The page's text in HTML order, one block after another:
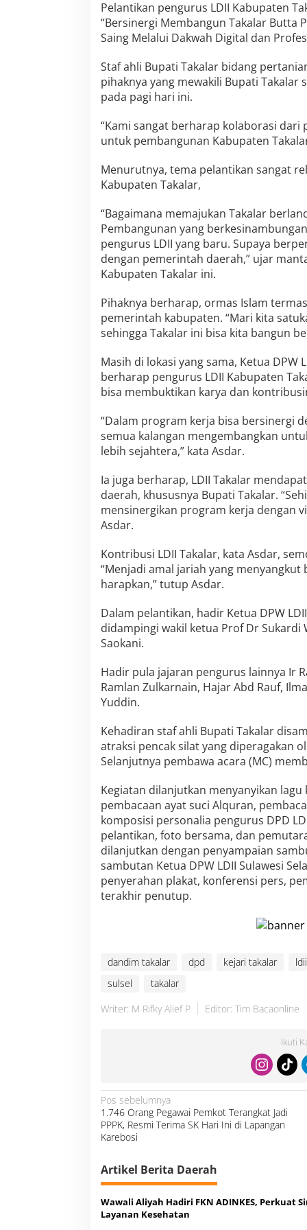
S
a
i
k
a
Pelantikan pengurus LDII Kabupaten
“Bersinergi Membangun Takalar Butta
Saing Melalui Dakwah Digital dan
Staf ahli Bupati Takalar bidang
pihaknya yang mewakili Bupati Takalar
pada pagi hari ini.
“Kami sangat berharap kolaborasi
untuk pembangunan Kabupaten
Menurutnya, tema pelantikan sangat
Kabupaten Takalar,
“Bagaimana memajukan Takalar
Pembangunan yang
pengurus LDII yang baru. Supaya
dengan pemerintah daerah,” ujar
Kabupaten Takalar ini.
Pihaknya berharap, ormas Islam
pemerintah kabupaten. “Mari kita
sehingga Takalar ini bisa kita bangun
Masih di lokasi yang sama, Ketua DPW
berharap pengurus LDII Kabupaten
bisa membuktikan karya dan
“Dalam program kerja bisa bersinergi
semua kalangan mengembangkan
lebih sejahtera,” kata Asdar.
Ia juga berharap, LDII Takalar
daerah, khususnya Bupati Takalar.
mensinergikan program kerja dengan
Asdar.
Kontribusi LDII Takalar, kata Asdar,
“Menjadi amal jariah yang
harapkan,” tutup Asdar.
Dalam pelantikan, hadir Ketua DPW
didampingi wakil ketua Prof Dr Sukardi
Saokani.
Hadir pula jajaran pengurus lainnya Ir
Ramlan Zulkarnain, Hajar Abd Rauf,
Yuddin.
Kehadiran staf ahli Bupati Takalar
atraksi pencak silat yang diperagakan
Selanjutnya pembawa acara (MC)
Kegiatan dilanjutkan menyanyikan lagu
pembacaan ayat suci Alquran,
komposisi personalia pengurus DPD
pelantikan, foto bersama, dan
dilanjutkan dengan penyampaian
sambutan Ketua DPW LDII Sulawesi
penyerahan plakat, konferensi pers,
terakhir penutup.
dandim takalar dpd kejari takalar ldii
sulsel
takalar
Writer: M Rifky Alief P
Editor: Tim Bacaonline
Ikuti
N
a
v
i
g
a
s
o
s
Pos sebelumnya
1.746 Orang Pegawai Pemkot Terangkat Jadi
PPPK, Resmi Terima SK Hari Ini di Lapangan
Karebosi
Artikel Berita Daerah
Wawali Aliyah Hadiri FKN ADINKES, Perkuat
Layanan Kesehatan